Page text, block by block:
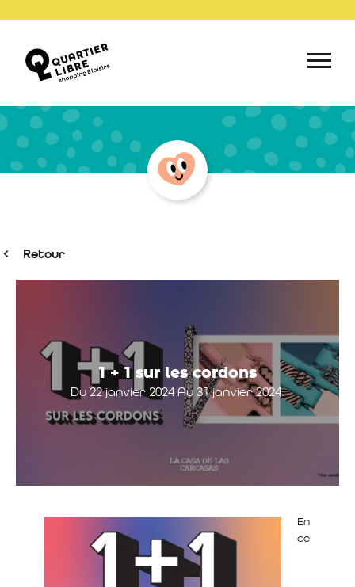
Retour
1 + 1 sur les cordons
Du 22 janvier 2024 Au 31 janvier 2024.
En
ce